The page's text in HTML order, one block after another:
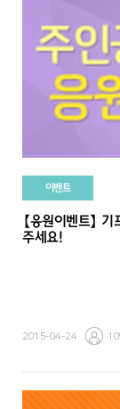
이벤트
【응원이벤트】
주세요!
2015-04-24